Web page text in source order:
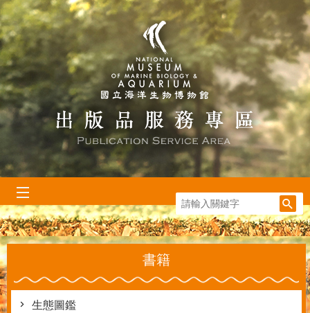
跳到主要內容區塊
:::
書籍
生態圖鑑